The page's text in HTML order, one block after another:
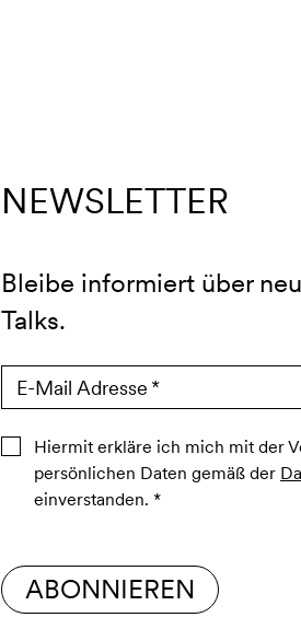
NEWSLETTER
Bleibe informiert über
Talks.
E-Mail Adresse *
Hiermit erkläre ich mich mit der
persönlichen Daten gemäß der
einverstanden. *
ABONNIEREN